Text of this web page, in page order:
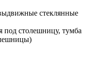
стеклянные
под столешницу, тумба